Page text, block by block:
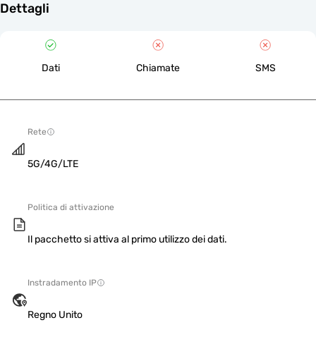
Dettagli
Dati Chiamate SMS
Rete
5G/4G/LTE
Politica di attivazione
Il pacchetto si attiva al primo utilizzo dei dati.
Instradamento IP
Regno Unito